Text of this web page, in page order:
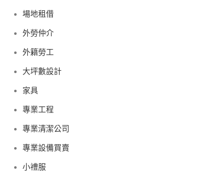
場地租借
外勞仲介
外籍勞工
大坪數設計
家具
專業工程
專業清潔公司
專業設備買賣
小禮服